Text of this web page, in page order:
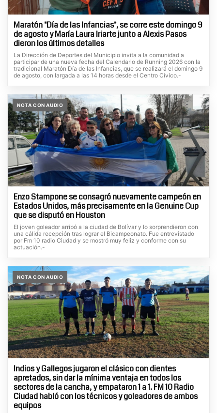
Maratón "Día de las Infancias", se corre este domingo 9
de agosto y María Laura Iriarte junto a Alexis Pasos
dieron los últimos detalles
La Dirección de Deportes del Municipio invita a la comunidad a
participar de una nueva fecha del Calendario de Running 2026 con la
tradicional Maratón Día de las Infancias, que se realizará el domingo 9
de agosto, con largada a las 14 horas desde el Centro Cívico.-
NOTA CON AUDIO
Enzo Stampone se consagró nuevamente campeón en
Estados Unidos, más precisamente en la Genuine Cup
que se disputó en Houston
El joven goleador arribó a la ciudad de Bolívar y lo sorprendieron con
una cálida recepción tras lograr el Bicampeonato. Fue entrevistado
por Fm 10 radio Ciudad y se mostró muy feliz y conforme con su
actuación.-
NOTA CON AUDIO
Indios y Gallegos jugaron el clásico con dientes
apretados, sin dar la mínima ventaja en todos los
sectores de la cancha, y empataron 1 a 1. FM 10 Radio
Ciudad habló con los técnicos y goleadores de ambos
equipos